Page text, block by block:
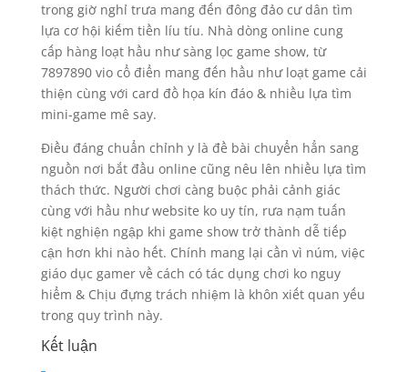
trong giờ nghỉ trưa mang đến đông đảo cư dân tìm
lựa cơ hội kiếm tiền líu tíu. Nhà dòng online cung
cấp hàng loạt hầu như sàng lọc game show, từ
7897890 vio cổ điển mang đến hầu như loạt game cải
thiện cùng với card đồ họa kín đáo & nhiều lựa tìm
mini-game mê say.
Điều đáng chuẩn chỉnh y là đề bài chuyển hẳn sang
nguồn nơi bắt đầu online cũng nêu lên nhiều lựa tìm
thách thức. Người chơi càng buộc phải cảnh giác
cùng với hầu như website ko uy tín, rưa nạm tuấn
kiệt nghiện ngập khi game show trở thành dễ tiếp
cận hơn khi nào hết. Chính mang lại cần vì núm, việc
giáo dục gamer về cách có tác dụng chơi ko nguy
hiểm & Chịu đựng trách nhiệm là khôn xiết quan yếu
trong quy trình này.
Kết luận